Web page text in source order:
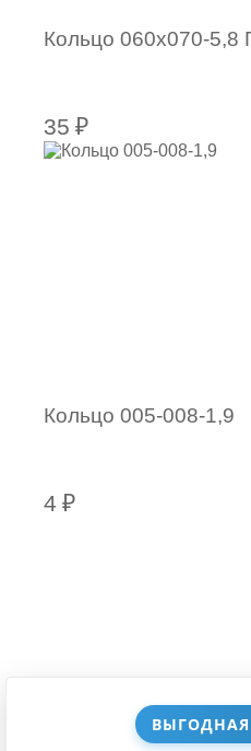
Кольцо 060х070-5,8
35 ₽
Кольцо 005-008-1,9
4 ₽